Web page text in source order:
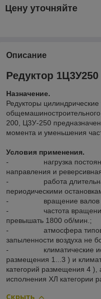
Цену уточняйте
Описание
Редуктор 1Ц3У250
Назначение.
Редукторы
200, Ц3У-250
момента и уменьшения
Условия применения.
- нагрузка
направления и
- работа
периодическими
- вращение валов в
- частота вращения
превышать 1800 об/мин.;
- атмосфера типов I и
запыленности воздуха не
- климатические
размещения 1...3 ) и
категорий размещения 4 ),
исполнения ХЛ
Скрыть